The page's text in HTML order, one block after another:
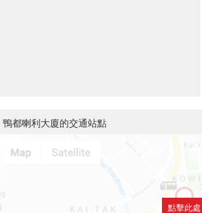
鴨都喇利大廈的交通站點
點擊此處